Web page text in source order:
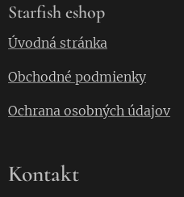
Starfish eshop
Úvodná stránka
Obchodné podmienky
Ochrana osobných údajov
Kontakt